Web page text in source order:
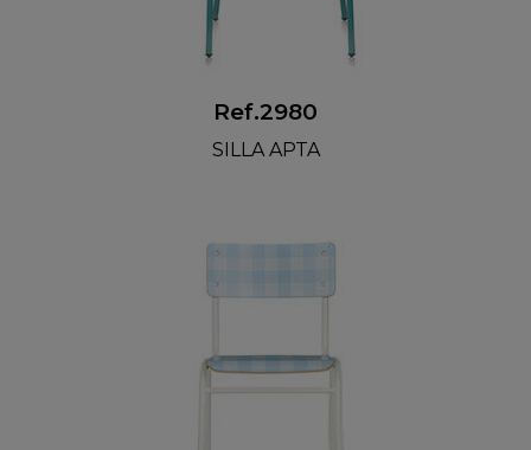
Ref.2980
SILLA APTA